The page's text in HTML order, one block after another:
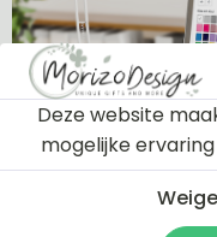
Deze website
mogelijke